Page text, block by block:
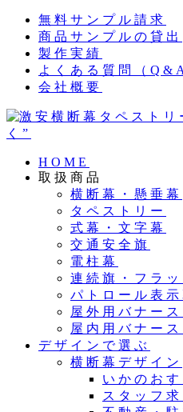
無料サンプル請求
商品サンプルの貸出
製作実績
よくある質問（
会社概要
HOME
取扱商品
横断幕・懸垂幕
タペストリー
式幕・文字幕
交通安全旗
電柱幕
連続旗・フラ
パトロール表示
屋外用バナース
屋内用バナース
デザインで選ぶ
横断幕デザイン
いかのおす
スタッフ